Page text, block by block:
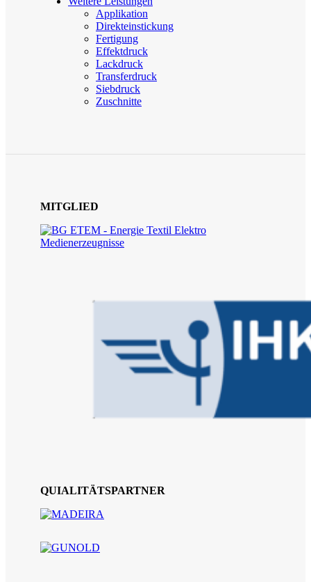
Applikation
Direkteinstickung
Fertigung
Effektdruck
Lackdruck
Transferdruck
Siebdruck
Zuschnitte
MITGLIED
QUIALITÄTSPARTNER